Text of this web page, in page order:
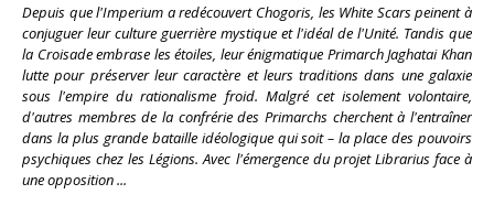
Depuis que l'Imperium a redécouvert Chogoris, les White Scars peinent à
conjuguer leur culture guerrière mystique et l'idéal de l'Unité. Tandis que
la Croisade embrase les étoiles, leur énigmatique Primarch Jaghatai Khan
lutte pour préserver leur caractère et leurs traditions dans une galaxie
sous l'empire du rationalisme froid. Malgré cet isolement volontaire,
d'autres membres de la confrérie des Primarchs cherchent à l'entraîner
dans la plus grande bataille idéologique qui soit – la place des pouvoirs
psychiques chez les Légions. Avec l'émergence du projet Librarius face à
une opposition ...